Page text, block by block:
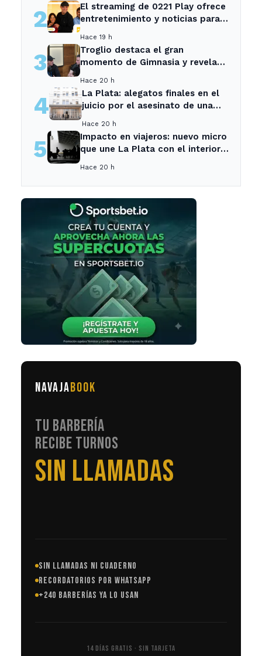
2
El streaming de 0221 Play ofrece
entretenimiento y noticias para
Hace 19 h
3
Troglio destaca el gran
momento de Gimnasia y revela
Hace 20 h
4
La Plata: alegatos finales en el
juicio por el asesinato de una
Hace 20 h
5
Impacto en viajeros: nuevo micro
que une La Plata con el interior
Hace 20 h
NAVAJABOOK
TU BARBERÍA
RECIBE TURNOS
EN AUTOMÁTICO
SIN LLAMADAS NI CUADERNO
RECORDATORIOS POR WHATSAPP
+240 BARBERÍAS YA LO USAN
14 DÍAS GRATIS · SIN TARJETA